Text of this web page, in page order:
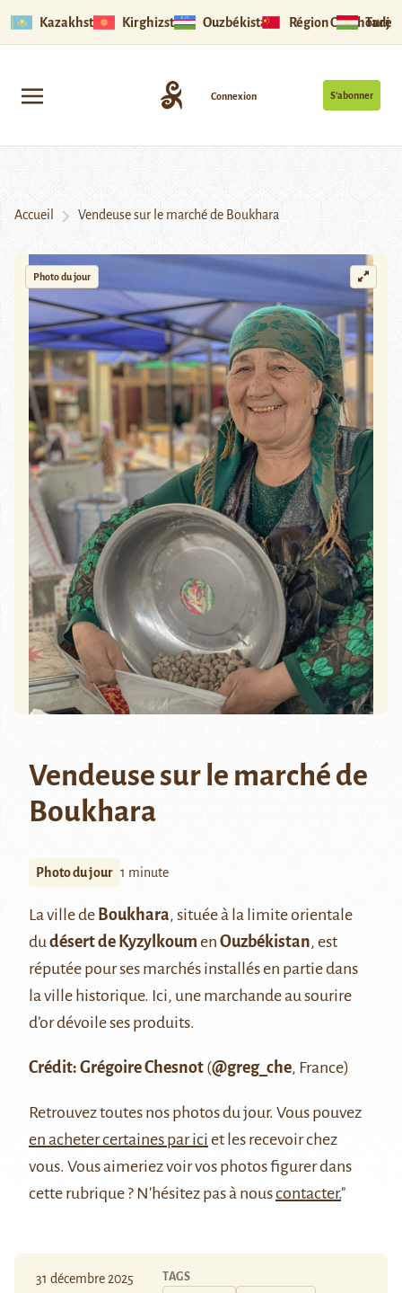
Kazakhstan Kirghizstan Ouzbékistan Région Ouïghoure
S’abonner
Connexion
Accueil Vendeuse sur le marché de Boukhara
Photo du jour
Vendeuse sur le marché de
Boukhara
Photo du jour 1 minute
La ville de Boukhara, située à la limite orientale
dudésert de Kyzylkoum en Ouzbékistan, est
réputée pour ses marchés installés en partie dans
la ville historique. Ici, une marchande au sourire
d’or dévoile ses produits.
Crédit: Grégoire Chesnot (@greg_che, France)
Retrouveztoutes nos photos du jour. Vous pouvez
en acheter certaines par ici et les recevoir chez
vous. Vous aimeriez voir vos photos figurer dans
cette rubrique ? N'hésitez pas à nouscontacter."
31 décembre 2025 TAGS